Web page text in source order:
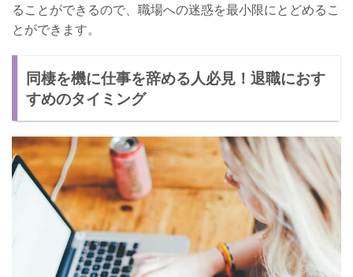
ることができるので、職場への迷惑を最小限にとどめるこ
とができます。
同棲を機に仕事を辞める人必見！退職におす
すめのタイミング